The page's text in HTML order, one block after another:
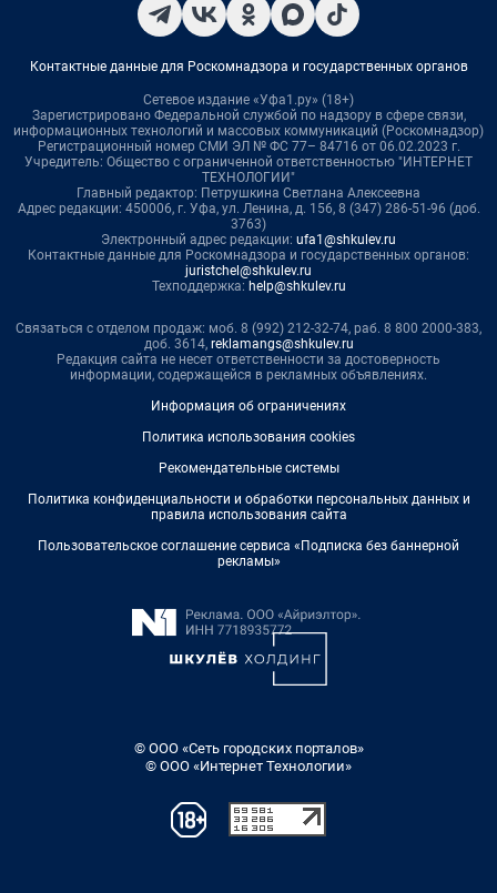
Контактные данные для Роскомнадзора и государственных органов
Сетевое издание «Уфа1.ру» (18+)
Зарегистрировано Федеральной службой по надзору в сфере связи,
информационных технологий и массовых коммуникаций (Роскомнадзор)
Регистрационный номер СМИ ЭЛ № ФС 77– 84716 от 06.02.2023 г.
Учредитель: Общество с ограниченной ответственностью "ИНТЕРНЕТ
ТЕХНОЛОГИИ"
Главный редактор: Петрушкина Светлана Алексеевна
Адрес редакции: 450006, г. Уфа, ул. Ленина, д. 156, 8 (347) 286-51-96 (доб.
3763)
Электронный адрес редакции: ufa1@shkulev.ru
Контактные данные для Роскомнадзора и государственных органов:
juristchel@shkulev.ru
Техподдержка: help@shkulev.ru
Связаться с отделом продаж: моб. 8 (992) 212-32-74, раб. 8 800 2000-383,
доб. 3614, reklamangs@shkulev.ru
Редакция сайта не несет ответственности за достоверность
информации, содержащейся в рекламных объявлениях.
Информация об ограничениях
Политика использования cookies
Рекомендательные системы
Политика конфиденциальности и обработки персональных данных и
правила использования сайта
Пользовательское соглашение сервиса «Подписка без баннерной
рекламы»
© ООО «Сеть городских порталов»
© ООО «Интернет Технологии»